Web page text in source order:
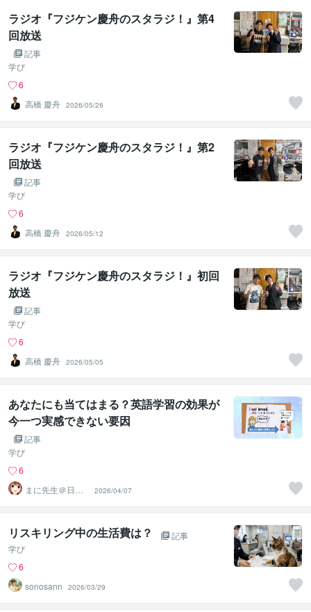
ラジオ『フジケン慶舟のスタラジ！』第4
回放送
記事
学び
6
高橋 慶舟 2026/05/26
ラジオ『フジケン慶舟のスタラジ！』第2
回放送
記事
学び
6
高橋 慶舟 2026/05/12
ラジオ『フジケン慶舟のスタラジ！』初回
放送
記事
学び
6
高橋 慶舟 2026/05/05
あなたにも当てはまる？英語学習の効果が
今一つ実感できない要因
記事
学び
6
まに先生＠日本
語目線の英語講
師
2026/04/07
リスキリング中の生活費は？
記事
学び
6
sonosann
2026/03/29